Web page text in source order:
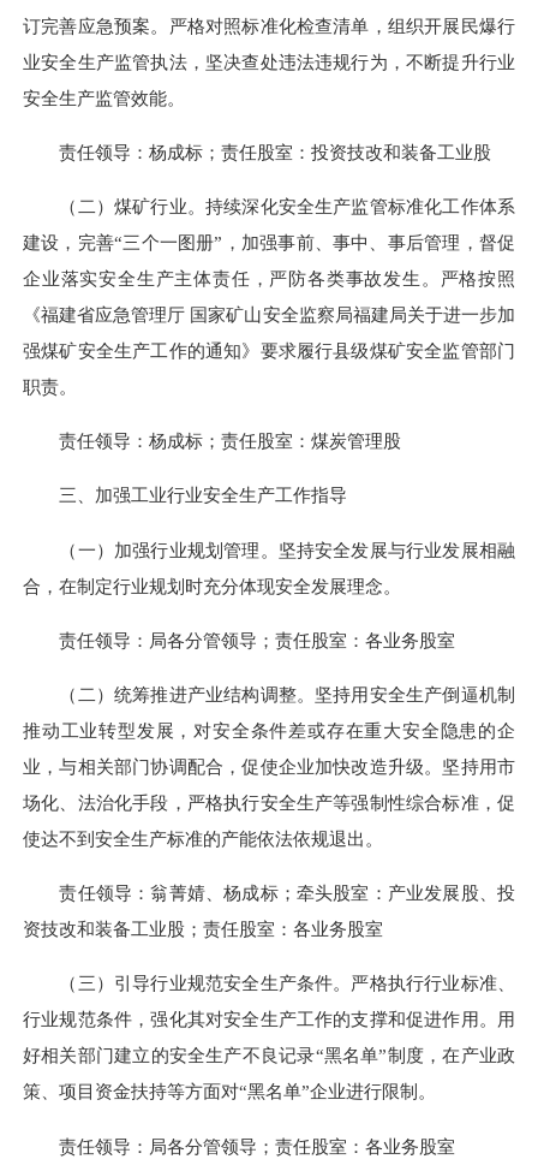
订完善应急预案。严格对照标准化检查清单，组织开展民爆行
业安全生产监管执法，坚决查处违法违规行为，不断提升行业
安全生产监管效能。
责任领导：杨成标；责任股室：投资技改和装备工业股
（二）煤矿行业。持续深化安全生产监管标准化工作体系
建设，完善“三个一图册”，加强事前、事中、事后管理，督促
企业落实安全生产主体责任，严防各类事故发生。严格按照
《福建省应急管理厅 国家矿山安全监察局福建局关于进一步加
强煤矿安全生产工作的通知》要求履行县级煤矿安全监管部门
职责。
责任领导：杨成标；责任股室：煤炭管理股
三、加强工业行业安全生产工作指导
（一）加强行业规划管理。坚持安全发展与行业发展相融
合，在制定行业规划时充分体现安全发展理念。
责任领导：局各分管领导；责任股室：各业务股室
（二）统筹推进产业结构调整。坚持用安全生产倒逼机制
推动工业转型发展，对安全条件差或存在重大安全隐患的企
业，与相关部门协调配合，促使企业加快改造升级。坚持用市
场化、法治化手段，严格执行安全生产等强制性综合标准，促
使达不到安全生产标准的产能依法依规退出。
责任领导：翁菁婧、杨成标；牵头股室：产业发展股、投
资技改和装备工业股；责任股室：各业务股室
（三）引导行业规范安全生产条件。严格执行行业标准、
行业规范条件，强化其对安全生产工作的支撑和促进作用。用
好相关部门建立的安全生产不良记录“黑名单”制度，在产业政
策、项目资金扶持等方面对“黑名单”企业进行限制。
责任领导：局各分管领导；责任股室：各业务股室